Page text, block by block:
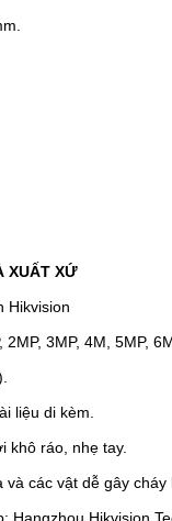
XUẤT XỨ
Hikvision
3MP, 4M, 5MP,
liệu di kèm.
khô ráo, nhẹ tay.
các vật dễ gây cháy
Hangzhou Hikvision